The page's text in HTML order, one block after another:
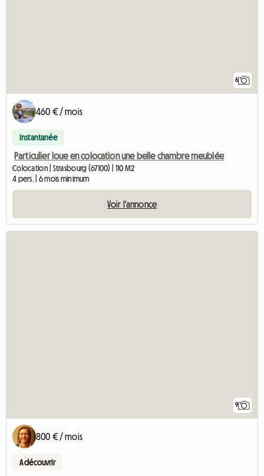
6
460 € / mois
Instantanée
Particulier loue en colocation une belle chambre meublée
Colocation | Strasbourg (67100) | 110 M2
4 pers. | 6 mois minimum
Voir l'annonce
9
800 € / mois
A découvrir